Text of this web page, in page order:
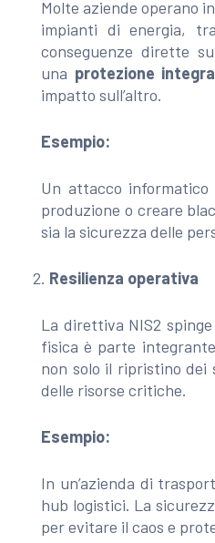
Molte aziende operano
impianti di energia,
conseguenze dirette
una protezione
impatto sull’altro.
Esempio:
Un attacco
produzione o creare
sia la sicurezza delle
Resilienza operativa
La direttiva NIS2
fisica è parte
non solo il ripristino dei
delle risorse critiche.
Esempio:
In un’azienda di
hub logistici. La
per evitare il caos e